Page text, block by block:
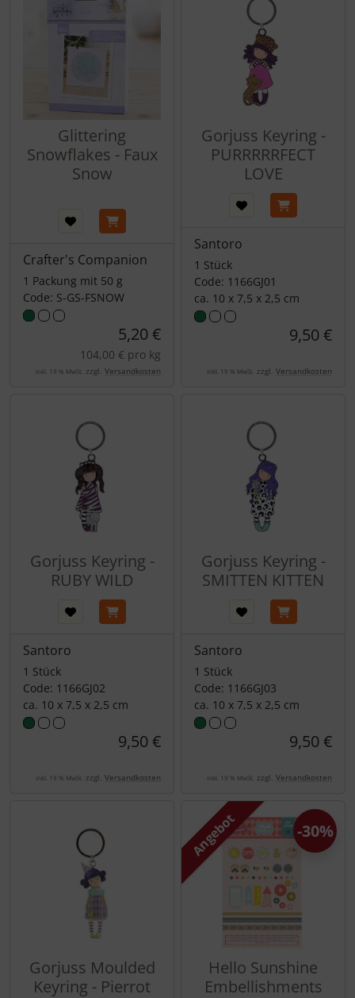
Glittering
Snowflakes - Faux
Snow
Crafter's Companion
1 Packung mit 50 g
Code: S-GS-FSNOW
5,20 €
104,00 € pro kg
inkl. 19 % MwSt. zzgl. Versandkosten
Gorjuss Keyring -
PURRRRRFECT
LOVE
Santoro
1 Stück
Code: 1166GJ01
ca. 10 x 7,5 x 2,5 cm
9,50 €
inkl. 19 % MwSt. zzgl. Versandkosten
Gorjuss Keyring -
RUBY WILD
Santoro
1 Stück
Code: 1166GJ02
ca. 10 x 7,5 x 2,5 cm
9,50 €
inkl. 19 % MwSt. zzgl. Versandkosten
Gorjuss Keyring -
SMITTEN KITTEN
Santoro
1 Stück
Code: 1166GJ03
ca. 10 x 7,5 x 2,5 cm
9,50 €
inkl. 19 % MwSt. zzgl. Versandkosten
Gorjuss Moulded
Keyring - Pierrot
Angebot
Hello Sunshine
Embellishments
-30%